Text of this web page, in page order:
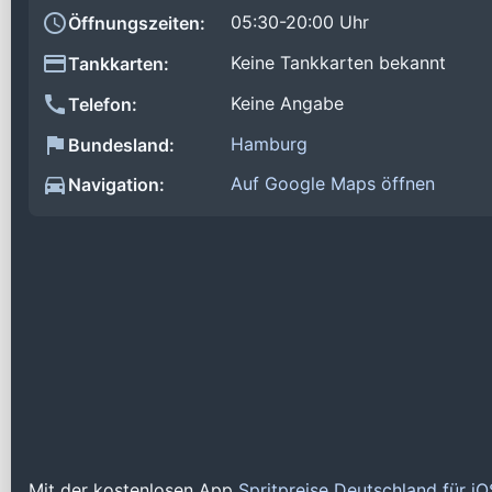
Öffnungszeiten:
05:30-20:00 Uhr
Tankkarten:
Keine Tankkarten bekannt
Telefon:
Keine Angabe
Bundesland:
Hamburg
Navigation:
Auf Google Maps öffnen